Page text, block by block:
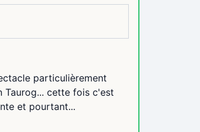
particulièrement
Taurog... cette fois c'est
et pourtant...